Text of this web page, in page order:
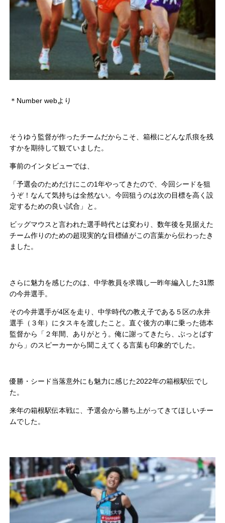
＊Number webより
そうゆう監督が作ったチームだからこそ、箱根にどんな爪痕を残
すかを期待して観ていました。
事前のインタビューでは、
「予選会のためだけにこの1年やってきたので、今回シードを狙
うぞ！なんて気持ちは全然ない。今回狙うのは次の目標を高く設
定するための良い試合」と。
ビッグマウスと言われた選手時代とは変わり、数年後を見据えた
チーム作りのための超現実的な目標値がこの言葉から伝わったき
ました。
さらに魅力を感じたのは、中学教員を求職し一昨年編入した31際
の今井選手。
その今井選手が4区を走り、中学時代の教え子である５区の永井
選手（３年）にタスキを渡したこと。直ぐ後方の車に乗った徳本
監督から「２年間、ありがとう。俺に謝ってきたら、ぶっとばす
から」のスピーカーから聞こえてくる言葉も印象的でした。
優勝・シード当落意外にも魅力に感じた2022年の箱根駅伝でし
た。
来年の箱根駅伝本戦に、予選会から勝ち上がってきてほしいチー
ムでした。